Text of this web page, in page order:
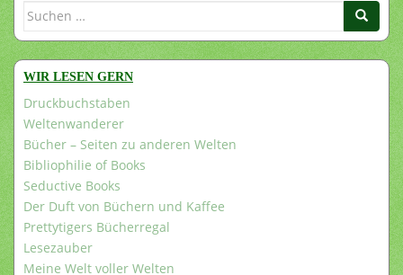
Suchen
WIR LESEN GERN
Druckbuchstaben
Weltenwanderer
Bücher – Seiten zu anderen Welten
Bibliophilie of Books
Seductive Books
Der Duft von Büchern und Kaffee
Prettytigers Bücherregal
Lesezauber
Meine Welt voller Welten